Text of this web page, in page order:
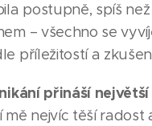
postupně, spíš
– všechno se
příležitostí a
přináší
nejvíc těší radost